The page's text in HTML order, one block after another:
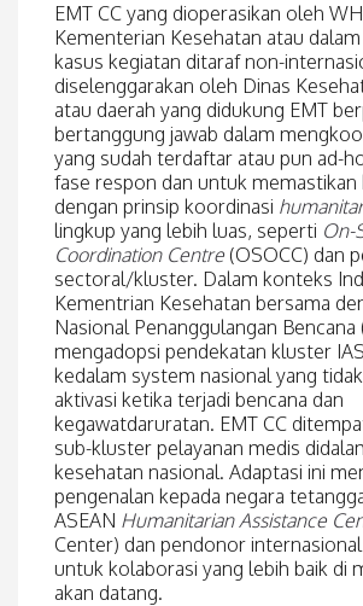
EMT CC yang dioperasikan oleh
Kementerian Kesehatan atau
kasus kegiatan ditaraf non-
diselenggarakan oleh Dinas
atau daerah yang didukung EMT
bertanggung jawab dalam
yang sudah terdaftar atau pun ad-
fase respon dan untuk memastikan
dengan prinsip koordinasi
lingkup yang lebih luas, seperti On-
Coordination Centre (OSOCC) dan
sectoral/kluster. Dalam konteks
Kementrian Kesehatan bersama
Nasional Penanggulangan Bencana
mengadopsi pendekatan kluster
kedalam system nasional yang
aktivasi ketika terjadi bencana dan
kegawatdaruratan. EMT CC
sub-kluster pelayanan medis
kesehatan nasional. Adaptasi ini
pengenalan kepada negara
ASEAN Humanitarian Assistance
Center) dan pendonor
untuk kolaborasi yang lebih baik di
akan datang.